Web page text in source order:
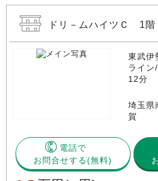
ドリ－ムハイツＣ 1階
東武伊
ライン
12分
埼玉県
賀
電話で
お問合せする